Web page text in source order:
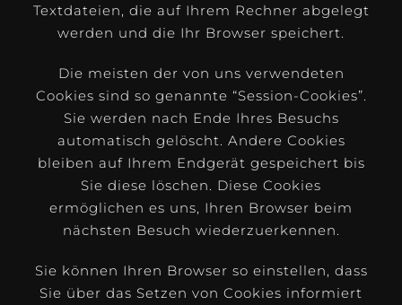
Textdateien, die auf Ihrem Rechner abgelegt
werden und die Ihr Browser speichert.
Die meisten der von uns verwendeten
Cookies sind so genannte “Session-Cookies”.
Sie werden nach Ende Ihres Besuchs
automatisch gelöscht. Andere Cookies
bleiben auf Ihrem Endgerät gespeichert bis
Sie diese löschen. Diese Cookies
ermöglichen es uns, Ihren Browser beim
nächsten Besuch wiederzuerkennen.
Sie können Ihren Browser so einstellen, dass
Sie über das Setzen von Cookies informiert